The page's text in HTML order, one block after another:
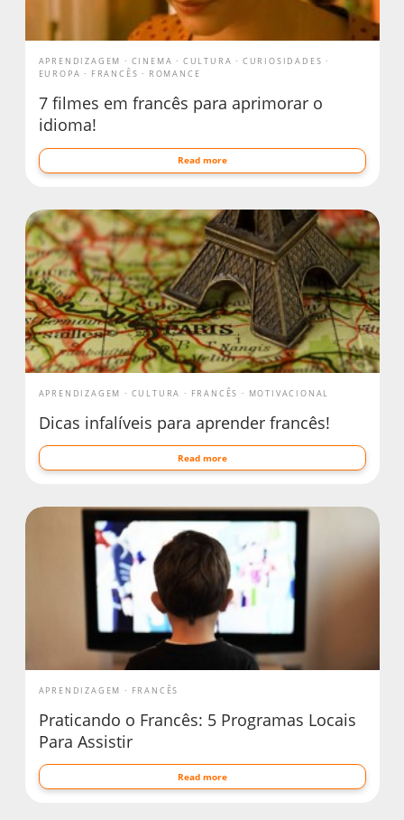
APRENDIZAGEM CINEMA CULTURA
CURIOSIDADES
EUROPA
FRANCÊS ROMANCE
7 filmes em francês para aprimorar o
idioma!
Read more
APRENDIZAGEM CULTURA FRANCÊS MOTIVACIONAL
Dicas infalíveis para aprender francês!
Read more
APRENDIZAGEM FRANCÊS
Praticando o Francês: 5 Programas Locais
Para Assistir
Read more